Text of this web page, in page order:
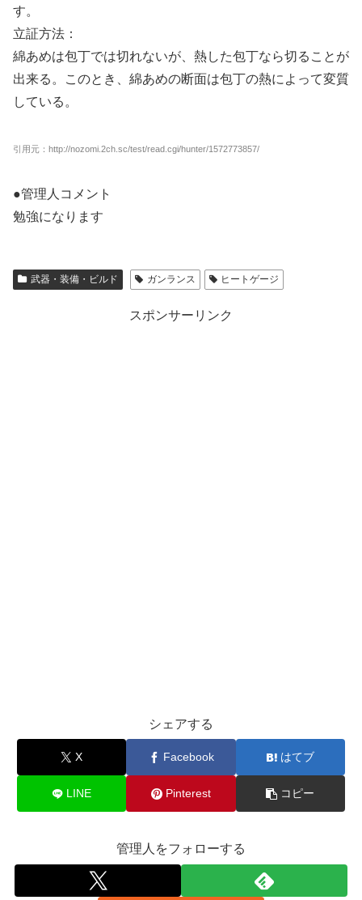
す。
立証方法：
綿あめは包丁では切れないが、熱した包丁なら切ることが
出来る。このとき、綿あめの断面は包丁の熱によって変質
している。
引用元：http://nozomi.2ch.sc/test/read.cgi/hunter/1572773857/
●管理人コメント
勉強になります
武器・装備・ビルド ガンランス ヒートゲージ
スポンサーリンク
シェアする
X Facebook はてブ
LINE Pinterest コピー
管理人をフォローする